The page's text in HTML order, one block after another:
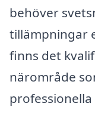
behöver
tillämpningar
finns det
närområde
professionella